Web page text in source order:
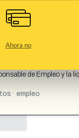
Ahora no
This
que adjudicó Vox
meses para la
a dedo por 15.000
del Plan, el
de Empleo y la
· empleo